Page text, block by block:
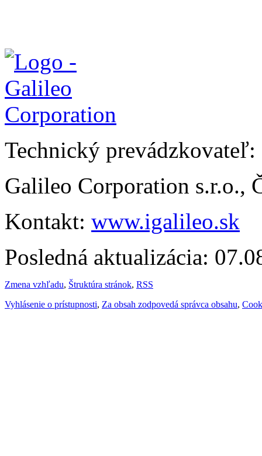
Technický prevádzkovateľ:
Galileo Corporation s.r.o.,
Kontakt: www.igalileo.sk
Posledná aktualizácia:
Zmena vzhľadu, Štruktúra stránok, RSS
Vyhlásenie o prístupnosti, Za obsah zodpovedá správca obsahu,